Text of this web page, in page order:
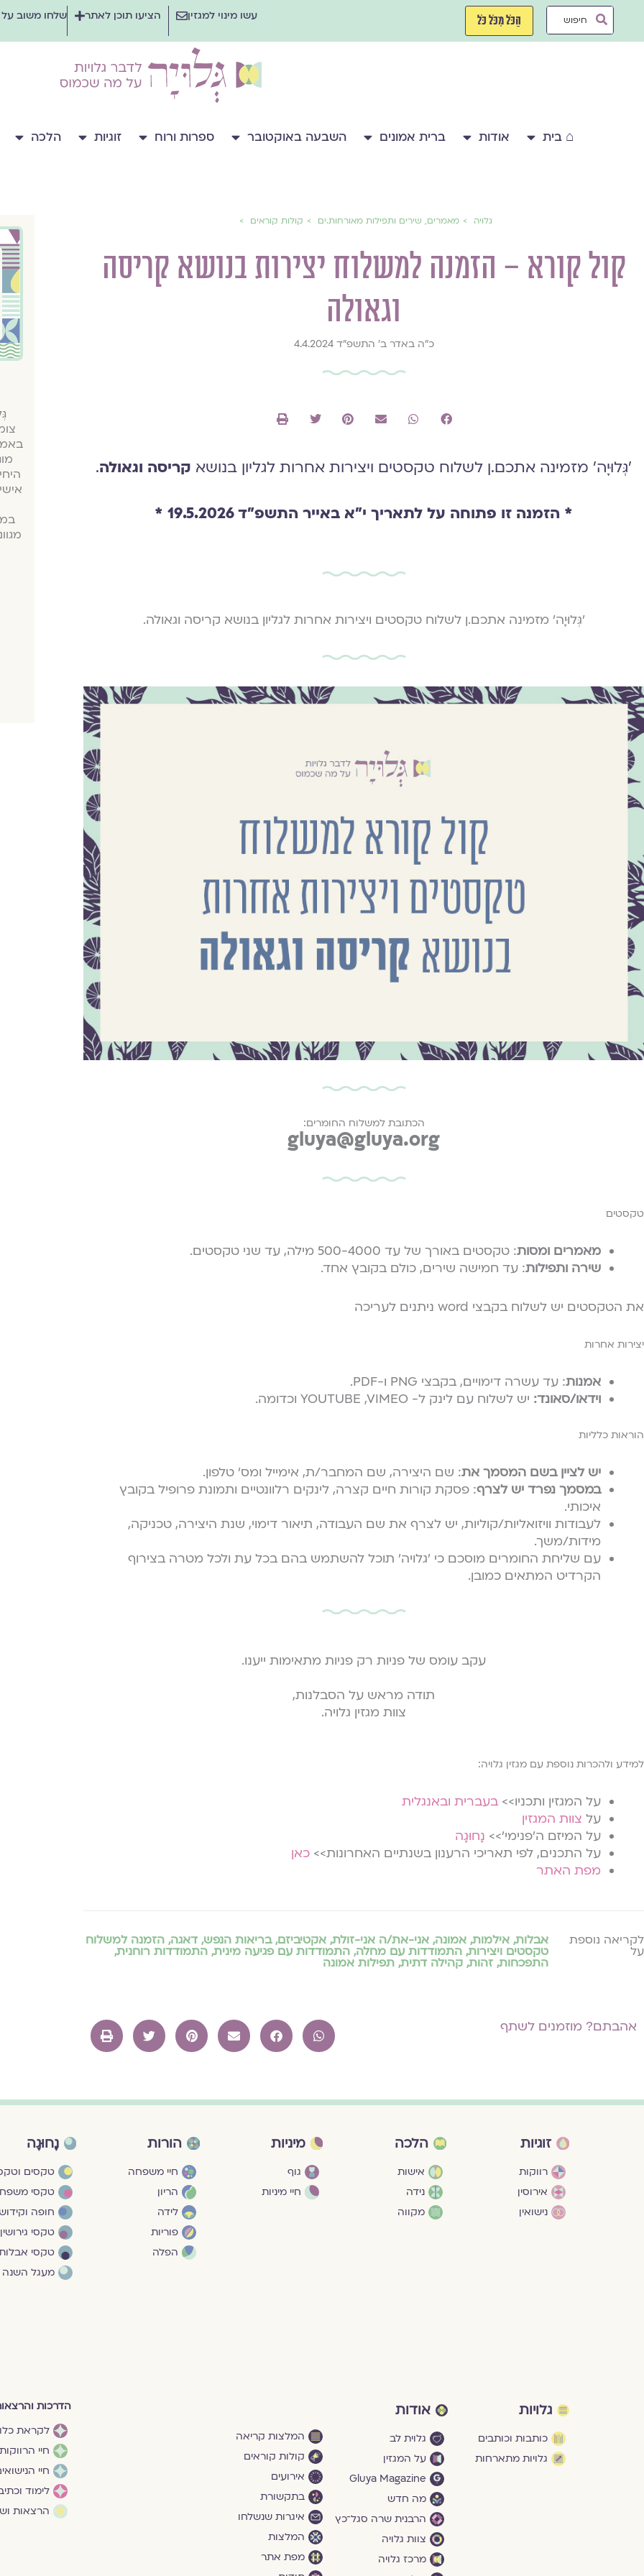
Search
הַכֹּל מִכֹּל כֹּל עשו מינוי למגזין הציעו תוכן לאתר שלחו משוב
⌂ בית אודות ברית אמונים השבעה באוקטובר ספרות ורוח זוגיות הלכה
גלויה מאמרים, שירים ותפילות מאורחות.ים קולות קוראים
קול קורא – הזמנה למשלוח יצירות בנושא קריסה
וגאולה
כ״ה באדר ב׳ התשפ״ד 4.4.2024
׳גְּלוּיָה׳ מזמינה אתכם.ן לשלוח טקסטים ויצירות אחרות לגליון בנושא קריסה וגאולה.
* הזמנה זו פתוחה על לתאריך י״א באייר התשפ״ד 19.5.2026 *
׳גְּלוּיָה׳ מזמינה אתכם.ן לשלוח טקסטים ויצירות אחרות לגליון בנושא קריסה וגאולה.
הכתובת למשלוח החומרים:
gluya@gluya.org
טקסטים
מאמרים ומסות: טקסטים באורך של עד 500-4000 מילה, עד שני טקסטים.
שירה ותפילות: עד חמישה שירים, כולם בקובץ אחד.
את הטקסטים יש לשלוח בקבצי word ניתנים לעריכה
יצירות אחרות
אמנות: עד עשרה דימויים, בקבצי PNG ו-PDF.
וידאו/סאונד: יש לשלוח עם לינק ל- YOUTUBE ,VIMEO וכדומה.
הוראות כלליות
יש לציין בשם המסמך את: שם היצירה, שם המחבר/ת, אימייל ומס׳ טלפון.
במסמך נפרד יש לצרף: פסקת קורות חיים קצרה, לינקים רלוונטיים ותמונת פרופיל בקובץ
איכותי.
לעבודות וויזואליות/קוליות, יש לצרף את שם העבודה, תיאור דימוי, שנת היצירה, טכניקה,
מידות/משך.
עם שליחת החומרים מוסכם כי ׳גלויה׳ תוכל להשתמש בהם בכל עת ולכל מטרה בצירוף
הקרדיט המתאים כמובן.
עקב עומס של פניות רק פניות מתאימות ייענו.
תודה מראש על הסבלנות,
צוות מגזין גלויה.
למידע ולהכרות נוספת עם מגזין גלויה:
על המגזין ותכניו>> בעברית ובאנגלית
על צוות המגזין
על המיזם ה׳פנימי׳>> נָחוּגָה
על התכנים, לפי תאריכי הרענון בשנתיים האחרונות>> כאן
מפת האתר
לקריאה נוספת
על
אבלות, אילמות, אמונה, אני-את/ה אני-זולת, אקטיביזם,בריאות הנפש, דאגה, הזמנה למשלוח
טקסטים ויצירות, התמודדות עם מחלה, התמודדות עם פגיעה מינית, התמודדות רוחנית,
התפכחות, זהות, קהילה דתית, תפילות אמונה
אהבתם? מוזמנים לשתף
זוגיות
רווקות
אירוסין
נישואין
הלכה
אישות
נידה
מקווה
מיניות
גוף
חיי מיניות
הורות
חיי משפחה
הריון
לידה
פוריות
הפלה
נָחוּגָה
טקסים
טקסי
חופה
טקסי גירושין
טקסי
מעגל השנה
גלויות
כותבות וכותבים
גלויות מתארחות
אודות
גלוית לב
על המגזין
Gluya Magazine
מה חדש
הרבנית שרה סגל־כץ
צוות גלויה
מרכז גלויה
המלצות קריאה
קולות קוראים
אירועים
בתקשורת
איגרות שנשלחו
המלצות
מפת אתר
הדרכות
לקראת
חיי הרווקות
חיי
לימוד
הרצאות